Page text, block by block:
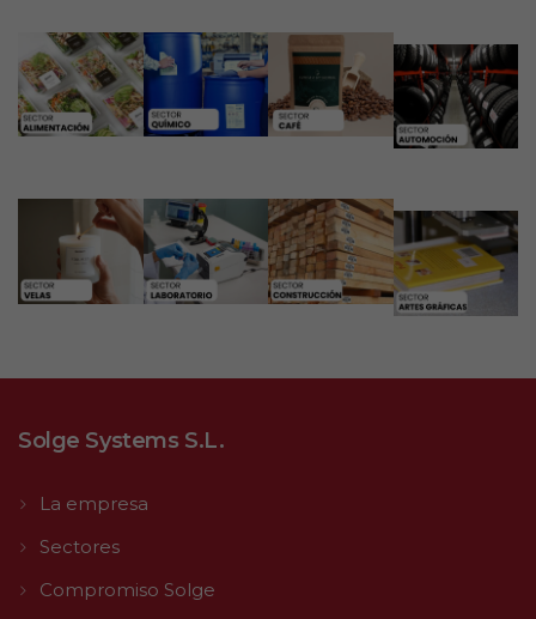
Solge Systems S.L.
La empresa
Sectores
Compromiso Solge